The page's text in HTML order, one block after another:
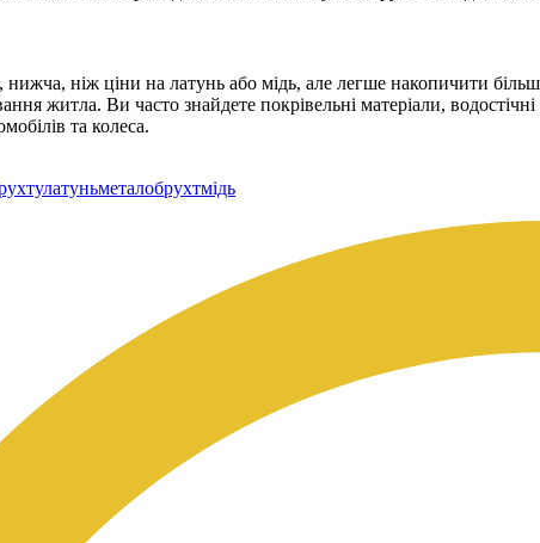
ніж ціни на латунь або мідь, але легше накопичити
житла. Ви часто знайдете покрівельні матеріали,
та колеса.
латуньметалобрухтмідь